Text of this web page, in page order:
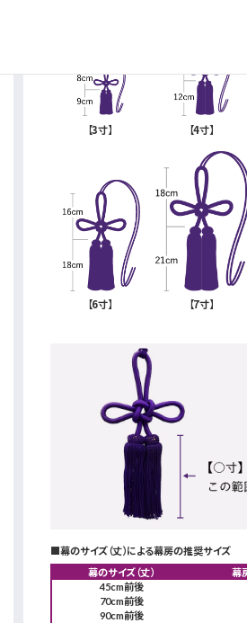
【3寸】 【4寸】
【6寸】 【7寸】
■幕のサイズ（丈）による幕房の推奨サイズ
幕のサイズ（丈）
幕
45cm前後
70cm前後
90cm前後